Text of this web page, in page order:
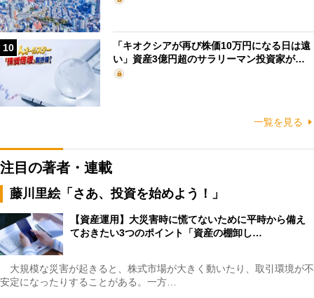
10
「キオクシアが再び株価10万円になる日は遠
い」資産3億円超のサラリーマン投資家が…
一覧を見る
注目の著者・連載
藤川里絵「さあ、投資を始めよう！」
【資産運用】大災害時に慌てないために平時から備え
ておきたい3つのポイント「資産の棚卸し…
大規模な災害が起きると、株式市場が大きく動いたり、取引環境が不
安定になったりすることがある。一方…